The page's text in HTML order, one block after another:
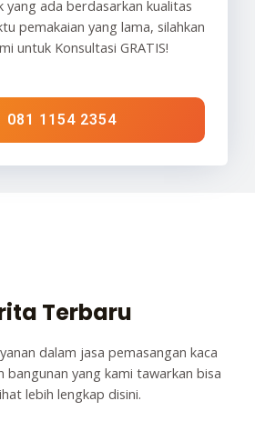
yang ada berdasarkan kualitas
pemakaian yang lama, silahkan
untuk Konsultasi GRATIS!
081 1154 2354
Terbaru
dalam jasa pemasangan kaca
yang kami tawarkan bisa
lebih lengkap disini.